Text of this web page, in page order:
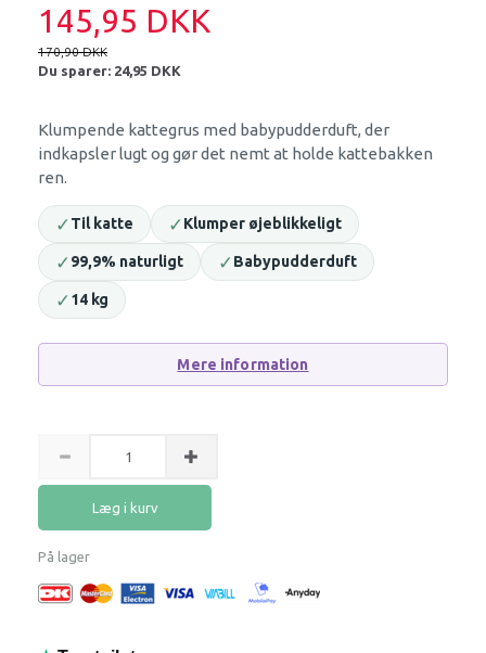
145,95 DKK
170,90 DKK
Du sparer: 24,95 DKK
Klumpende kattegrus med babypudderduft, der
indkapsler lugt og gør det nemt at holde kattebakken
ren.
✓Til katte ✓Klumper øjeblikkeligt
✓99,9% naturligt ✓Babypudderduft
✓14 kg
Mere information
Læg i kurv
På lager